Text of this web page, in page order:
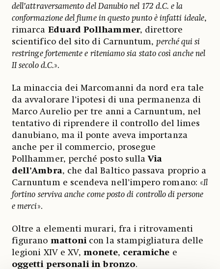
dell’attraversamento del Danubio nel 172 d.C. e la
conformazione del fiume in questo punto è infatti ideale,
rimarca Eduard Pollhammer, direttore
scientifico del sito di Carnuntum,perché qui si
restringe fortemente e riteniamo sia stato così anche nel
II secolo d.C.».
La minaccia dei Marcomanni da nord era tale
da avvalorare l’ipotesi di una permanenza di
Marco Aurelio per tre anni a Carnuntum, nel
tentativo di riprendere il controllo del limes
danubiano, ma il ponte aveva importanza
anche per il commercio, prosegue
Pollhammer, perché posto sullaVia
dell’Ambra, che dal Baltico passava proprio a
Carnuntum e scendeva nell’impero romano: «Il
fortino serviva anche come posto di controllo di persone
e merci».
Oltre a elementi murari, fra i ritrovamenti
figurano mattoni con la stampigliatura delle
legioni XIV e XV,monete, ceramiche e
oggetti personali in bronzo.